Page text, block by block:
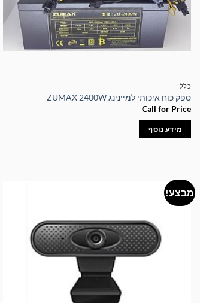
כללי
ספק כוח איכותי למיינינג ZUMAX 2400W
Call for Price
מידע נוסף
מבצע!